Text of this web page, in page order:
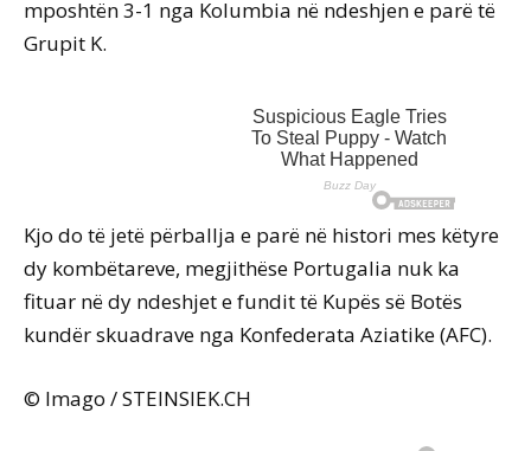
mposhtën 3-1 nga Kolumbia në ndeshjen e parë të
Grupit K.
Kjo do të jetë përballja e parë në histori mes këtyre
dy kombëtareve, megjithëse Portugalia nuk ka
fituar në dy ndeshjet e fundit të Kupës së Botës
kundër skuadrave nga Konfederata Aziatike (AFC).
© Imago / STEINSIEK.CH